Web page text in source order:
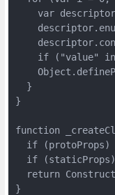
var
if ("value"
  }
}
function
if (protoProps)
if
return
}